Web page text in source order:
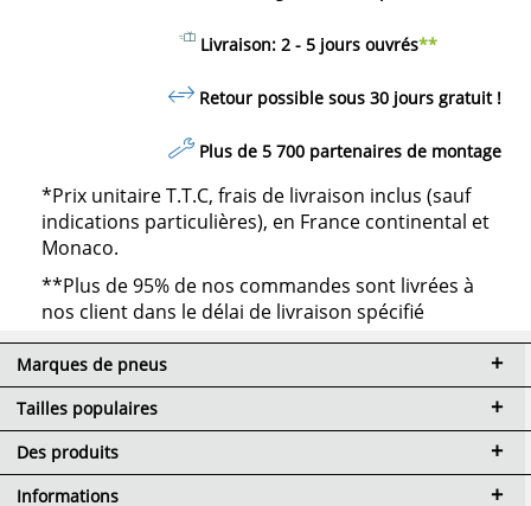
Livraison: 2 - 5 jours ouvrés**
Retour possible sous 30 jours gratuit!
Plus de 5 700 partenaires de montage
*Prix unitaire T.T.C, frais de livraison inclus (sauf
indications particulières), en France continental et
Monaco.
**Plus de 95% de nos commandes sont livrées à
nos client dans le délai de livraison spécifié
Marques de pneus
Tailles populaires
Des produits
Informations